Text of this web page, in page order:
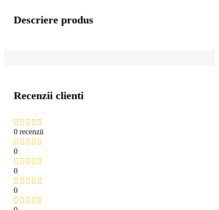
Descriere produs
Recenzii clienti
0 recenzii
0
0
0